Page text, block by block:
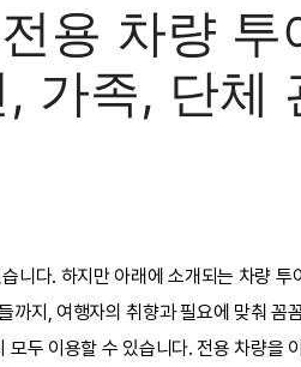
용 차량
가족, 단체
니다. 하지만 아래에 소개되는 차량
지, 여행자의 취향과 필요에 맞춰
두 이용할 수 있습니다. 전용 차량을